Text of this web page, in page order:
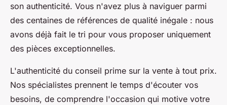
son authenticité. Vous n'avez plus à naviguer parmi
des centaines de références de qualité inégale : nous
avons déjà fait le tri pour vous proposer uniquement
des pièces exceptionnelles.
L'authenticité du conseil prime sur la vente à tout prix.
Nos spécialistes prennent le temps d'écouter vos
besoins, de comprendre l'occasion qui motive votre